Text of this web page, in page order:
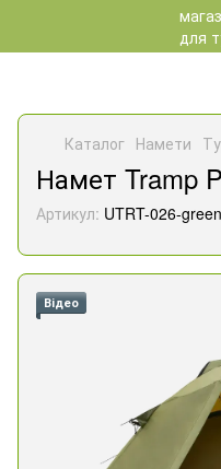
Каталог Намети
Намет Tramp
Артикул: UTRT-026-green
Відео